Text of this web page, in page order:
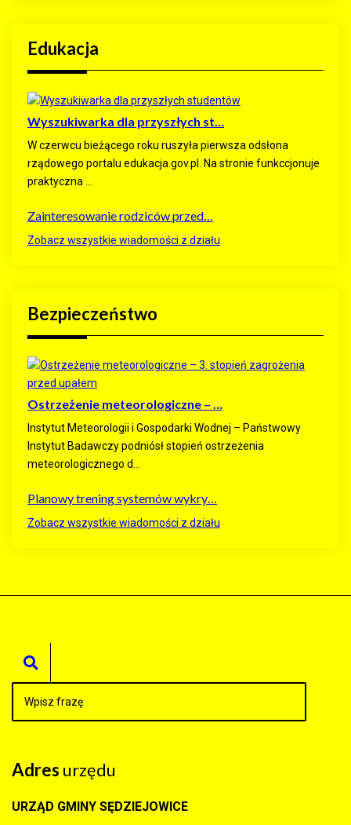
Edukacja
Wyszukiwarka dla przyszłych st…
W czerwcu bieżącego roku ruszyła pierwsza odsłona
rządowego portalu edukacja.gov.pl. Na stronie funkccjonuje
praktyczna ...
Zainteresowanie rodziców przed…
Zobacz wszystkie wiadomości z działu
Bezpieczeństwo
Ostrzeżenie meteorologiczne – …
Instytut Meteorologii i Gospodarki Wodnej – Państwowy
Instytut Badawczy podniósł stopień ostrzeżenia
meteorologicznego d...
Planowy trening systemów wykry…
Zobacz wszystkie wiadomości z działu
Adres urzędu
URZĄD GMINY SĘDZIEJOWICE